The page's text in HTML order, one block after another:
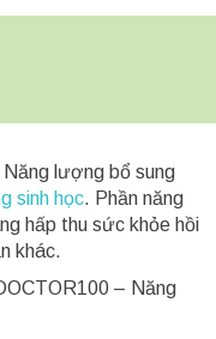
lượng bổ sung
sinh học. Phần năng
hấp thu sức khỏe hồi
khác.
– Năng